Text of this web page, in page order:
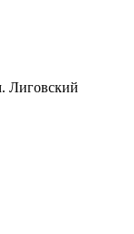
Лиговский